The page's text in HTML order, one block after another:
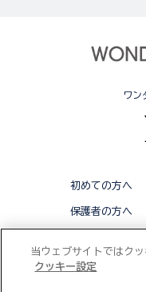
ワン
初めての方へ
保護者の方へ
当ウェブサイトではク
クッキー設定